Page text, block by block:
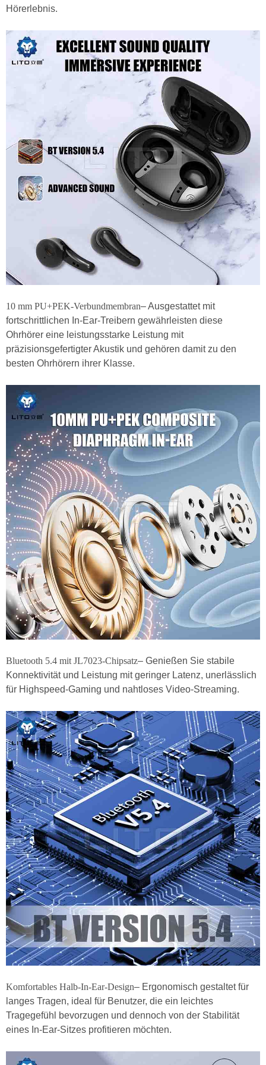
Hörerlebnis.
10 mm PU+PEK-Verbundmembran– Ausgestattet mit
fortschrittlichen In-Ear-Treibern gewährleisten diese
Ohrhörer eine leistungsstarke Leistung mit
präzisionsgefertigter Akustik und gehören damit zu den
besten Ohrhörern ihrer Klasse.
Bluetooth 5.4 mit JL7023-Chipsatz– Genießen Sie stabile
Konnektivität und Leistung mit geringer Latenz, unerlässlich
für Highspeed-Gaming und nahtloses Video-Streaming.
Komfortables Halb-In-Ear-Design– Ergonomisch gestaltet für
langes Tragen, ideal für Benutzer, die ein leichtes
Tragegefühl bevorzugen und dennoch von der Stabilität
eines In-Ear-Sitzes profitieren möchten.